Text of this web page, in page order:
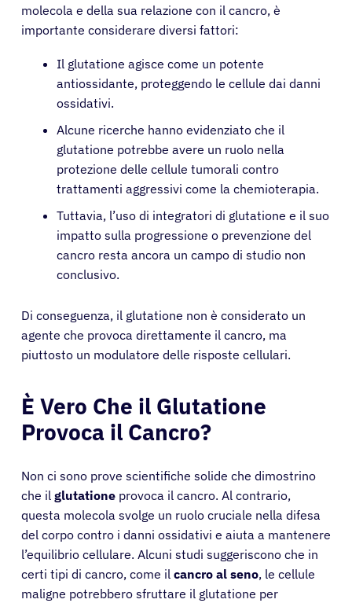
molecola e della sua relazione con il cancro, è
importante considerare diversi fattori:
Il glutatione agisce come un potente
antiossidante, proteggendo le cellule dai danni
ossidativi.
Alcune ricerche hanno evidenziato che il
glutatione potrebbe avere un ruolo nella
protezione delle cellule tumorali contro
trattamenti aggressivi come la chemioterapia.
Tuttavia, l’uso di integratori di glutatione e il suo
impatto sulla progressione o prevenzione del
cancro resta ancora un campo di studio non
conclusivo.
Di conseguenza, il glutatione non è considerato un
agente che provoca direttamente il cancro, ma
piuttosto un modulatore delle risposte cellulari.
È Vero Che il Glutatione
Provoca il Cancro?
Non ci sono prove scientifiche solide che dimostrino
che il glutatione provoca il cancro. Al contrario,
questa molecola svolge un ruolo cruciale nella difesa
del corpo contro i danni ossidativi e aiuta a mantenere
l’equilibrio cellulare. Alcuni studi suggeriscono che in
certi tipi di cancro, come il cancro al seno, le cellule
maligne potrebbero sfruttare il glutatione per